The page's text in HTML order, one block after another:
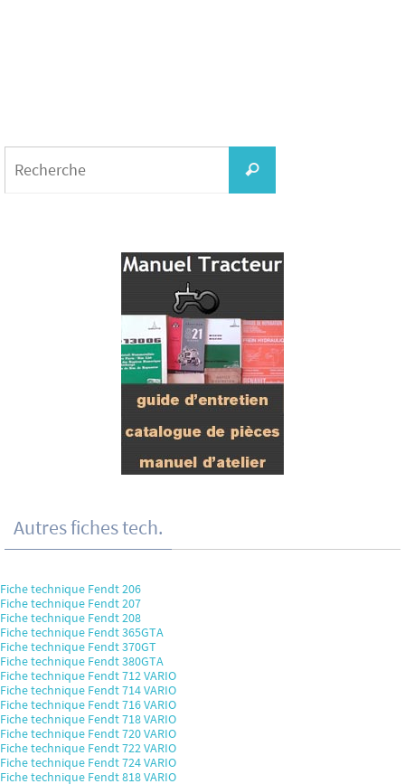
Recherche
Autres fiches tech.
Fiche technique Fendt 206
Fiche technique Fendt 207
Fiche technique Fendt 208
Fiche technique Fendt 365GTA
Fiche technique Fendt 370GT
Fiche technique Fendt 380GTA
Fiche technique Fendt 712 VARIO
Fiche technique Fendt 714 VARIO
Fiche technique Fendt 716 VARIO
Fiche technique Fendt 718 VARIO
Fiche technique Fendt 720 VARIO
Fiche technique Fendt 722 VARIO
Fiche technique Fendt 724 VARIO
Fiche technique Fendt 818 VARIO